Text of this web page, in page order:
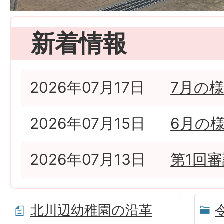
新着情報
2026年07月17日
7月の
2026年07月15日
6月の
2026年07月13日
第1回
北川辺幼稚園の沿革